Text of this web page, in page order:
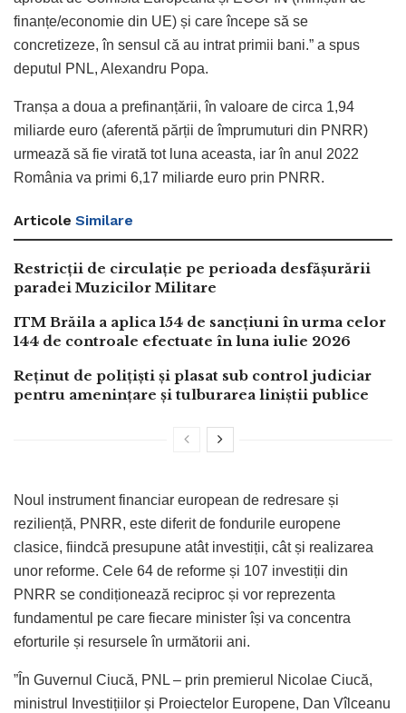
finanțe/economie din UE) și care începe să se
concretizeze, în sensul că au intrat primii bani.” a spus
deputul PNL, Alexandru Popa.
Tranșa a doua a prefinanțării, în valoare de circa 1,94
miliarde euro (aferentă părții de împrumuturi din PNRR)
urmează să fie virată tot luna aceasta, iar în anul 2022
România va primi 6,17 miliarde euro prin PNRR.
Articole Similare
Restricții de circulație pe perioada desfășurării
paradei Muzicilor Militare
ITM Brăila a aplica 154 de sancțiuni în urma celor
144 de controale efectuate în luna iulie 2026
Reținut de polițiști și plasat sub control judiciar
pentru amenințare și tulburarea liniștii publice
Noul instrument financiar european de redresare și
reziliență, PNRR, este diferit de fondurile europene
clasice, fiindcă presupune atât investiții, cât și realizarea
unor reforme. Cele 64 de reforme și 107 investiții din
PNRR se condiționează reciproc și vor reprezenta
fundamentul pe care fiecare minister își va concentra
eforturile și resursele în următorii ani.
”În Guvernul Ciucă, PNL – prin premierul Nicolae Ciucă,
ministrul Investițiilor și Proiectelor Europene, Dan Vîlceanu